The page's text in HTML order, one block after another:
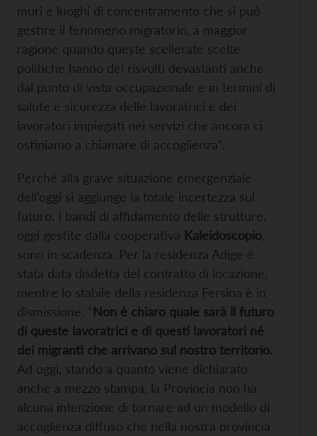
muri e luoghi di concentramento che si può
gestire il fenomeno migratorio, a maggior
ragione quando queste scellerate scelte
politiche hanno dei risvolti devastanti anche
dal punto di vista occupazionale e in termini di
salute e sicurezza delle lavoratrici e dei
lavoratori impiegati nei servizi che ancora ci
ostiniamo a chiamare di accoglienza”.
Perché alla grave situazione emergenziale
dell’oggi si aggiunge la totale incertezza sul
futuro. I bandi di affidamento delle strutture,
oggi gestite dalla cooperativa Kaleidoscopio
sono in scadenza. Per la residenza Adige è
stata data disdetta del contratto di locazione,
mentre lo stabile della residenza Fersina è in
dismissione. “Non è chiaro quale sarà il futuro
di queste lavoratrici e di questi lavoratori né
dei migranti che arrivano sul nostro territorio.
Ad oggi, stando a quanto viene dichiarato
anche a mezzo stampa, la Provincia non ha
alcuna intenzione di tornare ad un modello di
accoglienza diffuso che nella nostra provincia